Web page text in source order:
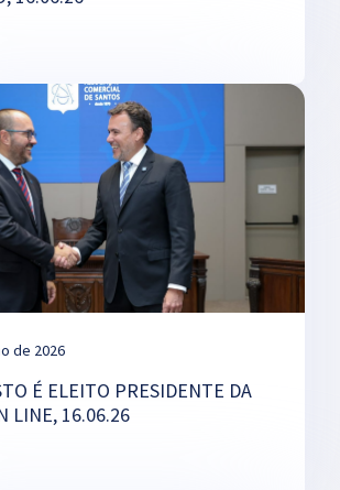
de 2026
É ELEITO PRESIDENTE DA
LINE, 16.06.26